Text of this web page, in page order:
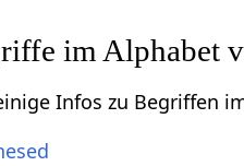
im Alphabet
Infos zu Begriffen